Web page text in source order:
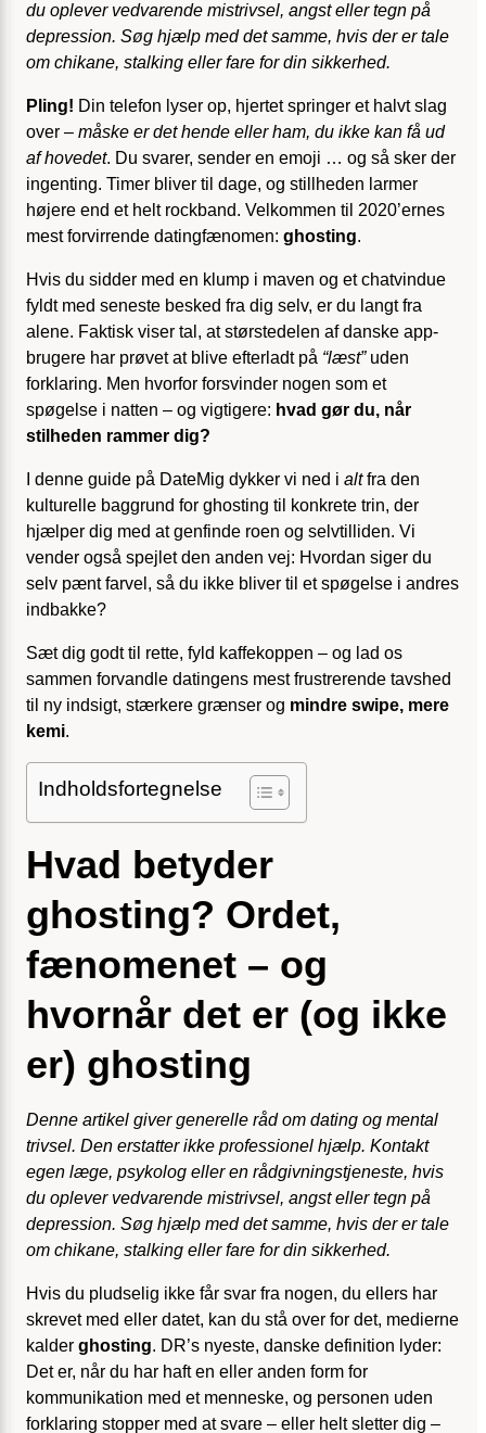
du oplever vedvarende mistrivsel, angst eller tegn på
depression. Søg hjælp med det samme, hvis der er tale
om chikane, stalking eller fare for din sikkerhed.
Pling! Din telefon lyser op, hjertet springer et halvt slag
over – måske er det hende eller ham, du ikke kan få ud
af hovedet. Du svarer, sender en emoji … og så sker der
ingenting. Timer bliver til dage, og stillheden larmer
højere end et helt rockband. Velkommen til 2020’ernes
mest forvirrende datingfænomen: ghosting.
Hvis du sidder med en klump i maven og et chatvindue
fyldt med seneste besked fra dig selv, er du langt fra
alene. Faktisk viser tal, at størstedelen af danske app-
brugere har prøvet at blive efterladt på “læst”uden
forklaring. Men hvorfor forsvinder nogen som et
spøgelse i natten – og vigtigere: hvad gør du, når
stilheden rammer dig?
I denne guide på DateMig dykker vi ned i altfra den
kulturelle baggrund for ghosting til konkrete trin, der
hjælper dig med at genfinde roen og selvtilliden. Vi
vender også spejlet den anden vej: Hvordan siger du
selv pænt farvel, så du ikke bliver til et spøgelse i andres
indbakke?
Sæt dig godt til rette, fyld kaffekoppen – og lad os
sammen forvandle datingens mest frustrerende tavshed
til ny indsigt, stærkere grænser og mindre swipe, mere
kemi.
Indholdsfortegnelse
Hvad betyder
ghosting? Ordet,
fænomenet – og
hvornår det er (og ikke
er) ghosting
Denne artikel giver generelle råd om dating og mental
trivsel. Den erstatter ikke professionel hjælp. Kontakt
egen læge, psykolog eller en rådgivningstjeneste, hvis
du oplever vedvarende mistrivsel, angst eller tegn på
depression. Søg hjælp med det samme, hvis der er tale
om chikane, stalking eller fare for din sikkerhed.
Hvis du pludselig ikke får svar fra nogen, du ellers har
skrevet med eller datet, kan du stå over for det, medierne
kalder ghosting. DR’s nyeste, danske definition lyder:
Det er, når du har haft en eller anden form for
kommunikation med et menneske, og personen uden
forklaring stopper med at svare – eller helt sletter dig –